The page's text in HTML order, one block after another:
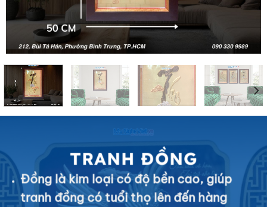
TRANH ĐỒNG
Đồng là kim loại có độ bền cao, giúp
tranh đồng có tuổi thọ lên đến hàng